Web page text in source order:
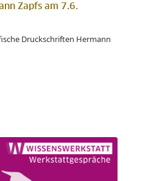
Zapfs am 7.6.
Druckschriften Hermann